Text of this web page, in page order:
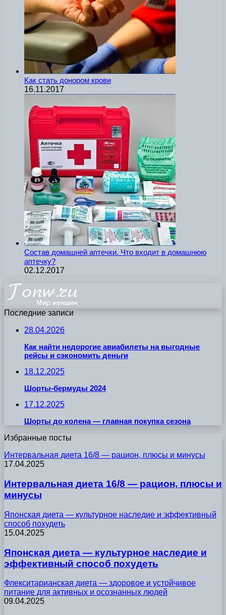
Как стать донором крови
16.11.2017
Состав домашней аптечки. Что входит в домашнюю
аптечку?
02.12.2017
Последние записи
28.04.2026
Как найти недорогие авиабилеты на выгодные
рейсы и сэкономить деньги
18.12.2025
Шорты-бермуды 2024
17.12.2025
Шорты до колена — главная покупка сезона
Избранные посты
Интервальная диета 16/8 — рацион, плюсы и минусы
17.04.2025
Интервальная диета 16/8 — рацион, плюсы и
минусы
Японская диета — культурное наследие и эффективный
способ похудеть
15.04.2025
Японская диета — культурное наследие и
эффективный способ похудеть
Флекситарианская диета — здоровое и устойчивое
питание для активных и осознанных людей
09.04.2025